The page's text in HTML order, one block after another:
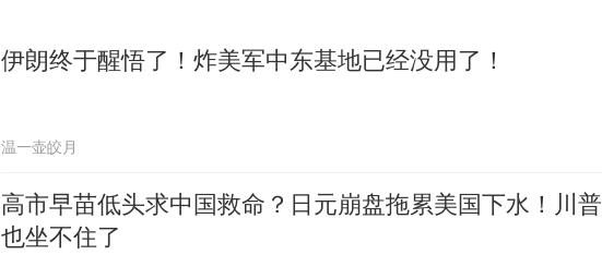
台当局重金为“台独”织“皇帝新衣”
伊朗终于醒悟了！炸美军中东基地已经没用了！
温一壶皎月
高市早苗低头求中国救命？日元崩盘拖累美国下水！川普
也坐不住了